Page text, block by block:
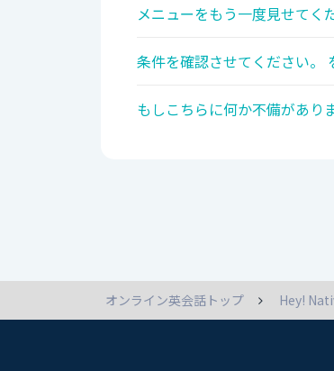
メニューをもう一度見せてく
条件を確認させてください。
もしこちらに何か不備があり
オンライン英会話トップ Hey!